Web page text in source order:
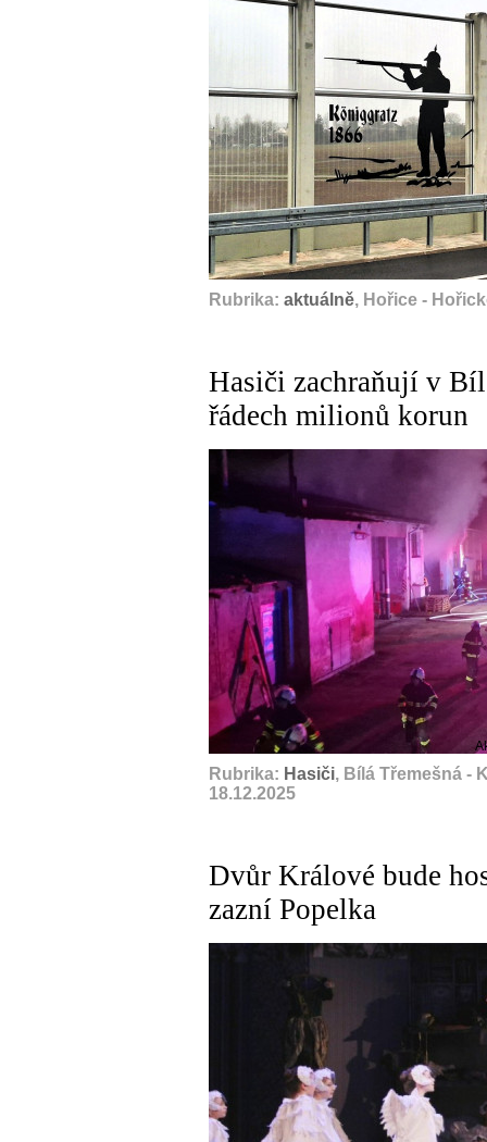
Rubrika: aktuálně, Hořice -
Hasiči zachraňují v
řádech milionů korun
Rubrika: Hasiči, Bílá Třemešná -
18.12.2025
Dvůr Králové bude
zazní Popelka